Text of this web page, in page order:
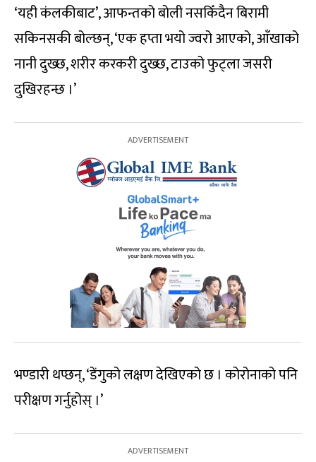
‘यही कंलकीबाट’, आफन्तको बोली नसकिँदैन बिरामी
सकिनसकी बोल्छन्, ‘एक हप्ता भयो ज्वरो आएको, आँखाको
नानी दुख्छ, शरीर करकरी दुख्छ, टाउको फुट्ला जसरी
दुखिरहन्छ ।’
भण्डारी थप्छन्, ‘डेंगुको लक्षण देखिएको छ । कोरोनाको पनि
परीक्षण गर्नुहोस् ।’